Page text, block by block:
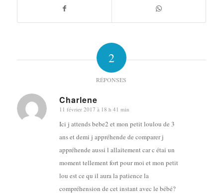
2
RÉPONSES
Charlene
dit
11 février 2017 à 18 h 41 min
Ici j attends bebe2 et mon petit loulou de 3
ans et demi j appréhende de comparer j
appréhende aussi l allaitement car c étai un
moment tellement fort pour moi et mon petit
lou est ce qu il aura la patience la
compréhension de cet instant avec le bébé?